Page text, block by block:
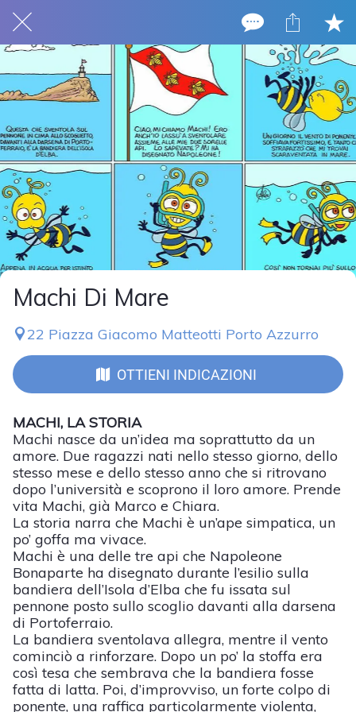
Machi Di Mare
22 Piazza Giacomo Matteotti Porto Azzurro
OTTIENI INDICAZIONI
MACHI, LA STORIA
Machi nasce da un’idea ma soprattutto da un
amore. Due ragazzi nati nello stesso giorno, dello
stesso mese e dello stesso anno che si ritrovano
dopo l’università e scoprono il loro amore. Prende
vita Machi, già Marco e Chiara.
La storia narra che Machi è un’ape simpatica, un
po’ goffa ma vivace.
Machi è una delle tre api che Napoleone
Bonaparte ha disegnato durante l’esilio sulla
bandiera dell’Isola d’Elba che fu issata sul
pennone posto sullo scoglio davanti alla darsena
di Portoferraio.
La bandiera sventolava allegra, mentre il vento
cominciò a rinforzare. Dopo un po’ la stoffa era
così tesa che sembrava che la bandiera fosse
fatta di latta. Poi, d’improvviso, un forte colpo di
ponente, una raffica particolarmente violenta,